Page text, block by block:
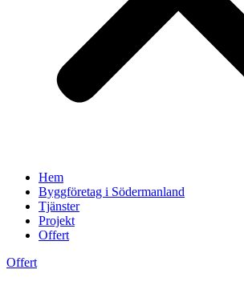
Hem
Byggföretag i Södermanland
Tjänster
Projekt
Offert
Offert